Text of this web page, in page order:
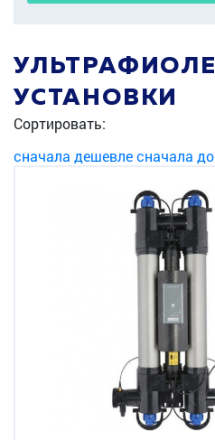
УСТАНОВКИ
Сортировать:
сначала дешевлесначала